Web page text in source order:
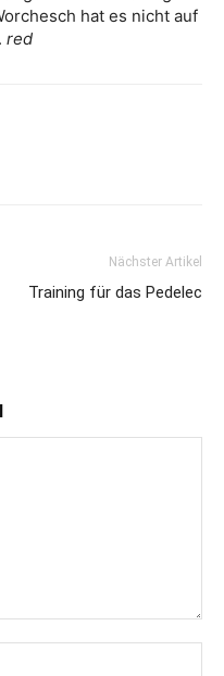
hat es nicht auf
red
Nächster Artikel
Training für das Pedelec